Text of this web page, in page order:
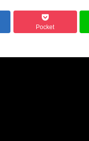
Pocket